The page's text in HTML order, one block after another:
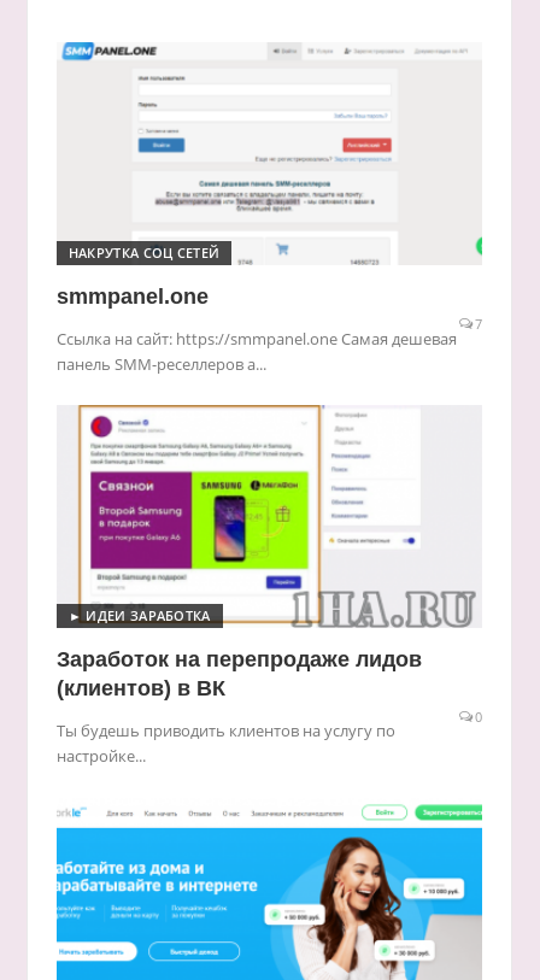
НАКРУТКА СОЦ СЕТЕЙ
smmpanel.one
7
Ссылка на сайт: https://smmpanel.one Самая дешевая
панель SMM-реселлеров а...
► ИДЕИ ЗАРАБОТКА
Заработок на перепродаже лидов
(клиентов) в ВК
0
Ты будешь приводить клиентов на услугу по
настройке...